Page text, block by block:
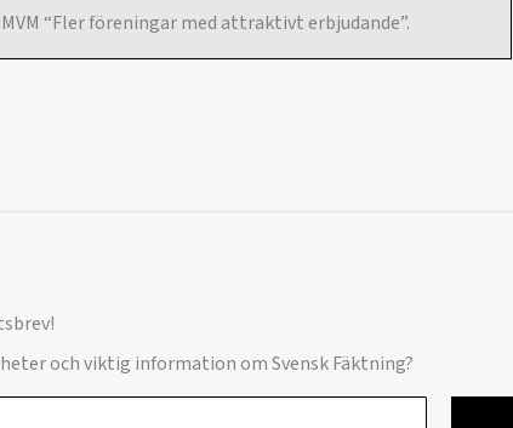
“Fler föreningar med attraktivt erbjudande”.
och viktig information om Svensk Fäktning?